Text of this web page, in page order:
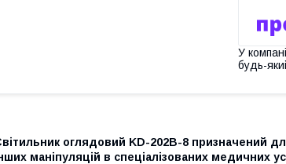
У
будь-
оглядовий KD-202B-8 призначений
маніпуляцій в спеціалізованих медичних